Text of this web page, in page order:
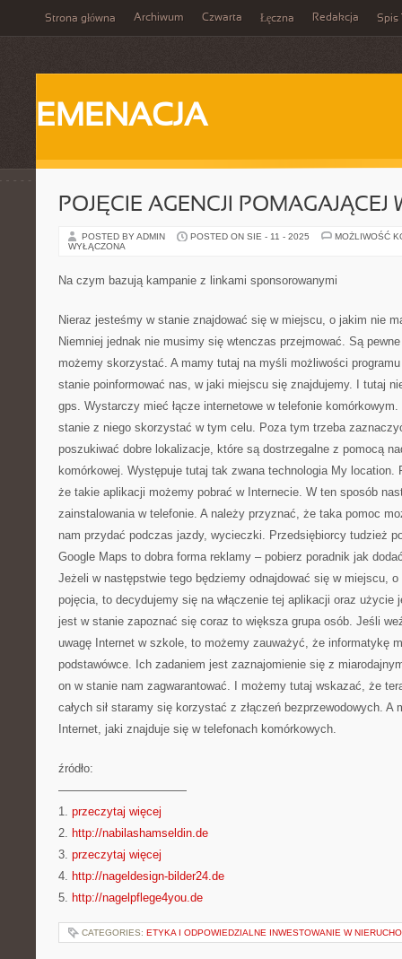
Strona główna Archiwum Czwarta Łęczna Redakcja Spis
EMENACJA
POJĘCIE AGENCJI POMAGAJĄCEJ
POSTED BY ADMIN POSTED ON SIE - 11 - 2025
MOŻLIWOŚĆ
WYŁĄCZONA
Na czym bazują kampanie z linkami sponsorowanymi
Nieraz jesteśmy w stanie znajdować się w miejscu, o jakim nie
Niemniej jednak nie musimy się wtenczas przejmować. Są
możemy skorzystać. A mamy tutaj na myśli możliwości
stanie poinformować nas, w jaki miejscu się znajdujemy. I tutaj
gps. Wystarczy mieć łącze internetowe w telefonie
stanie z niego skorzystać w tym celu. Poza tym trzeba
poszukiwać dobre lokalizacje, które są dostrzegalne z pomocą
komórkowej. Występuje tutaj tak zwana technologia My
że takie aplikacji możemy pobrać w Internecie. W ten sposób
zainstalowania w telefonie. A należy przyznać, że taka pomoc
nam przydać podczas jazdy, wycieczki. Przedsiębiorcy tudzież
Google Maps to dobra forma reklamy – pobierz poradnik jak
Jeżeli w następstwie tego będziemy odnajdować się w miejscu,
pojęcia, to decydujemy się na włączenie tej aplikacji oraz użycie
jest w stanie zapoznać się coraz to większa grupa osób. Jeśli
uwagę Internet w szkole, to możemy zauważyć, że informatykę
podstawówce. Ich zadaniem jest zaznajomienie się z
on w stanie nam zagwarantować. I możemy tutaj wskazać, że
całych sił staramy się korzystać z złączeń bezprzewodowych. A
Internet, jaki znajduje się w telefonach komórkowych.
źródło:
———————————
1. przeczytaj więcej
2. http://nabilashamseldin.de
3. przeczytaj więcej
4. http://nageldesign-bilder24.de
5. http://nagelpflege4you.de
CATEGORIES: ETYKA I ODPOWIEDZIALNE INWESTOWANIE W